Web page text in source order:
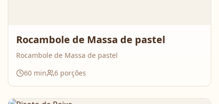
Rocambole de Massa de pastel
Rocambole de Massa de pastel
60 min 6 porções